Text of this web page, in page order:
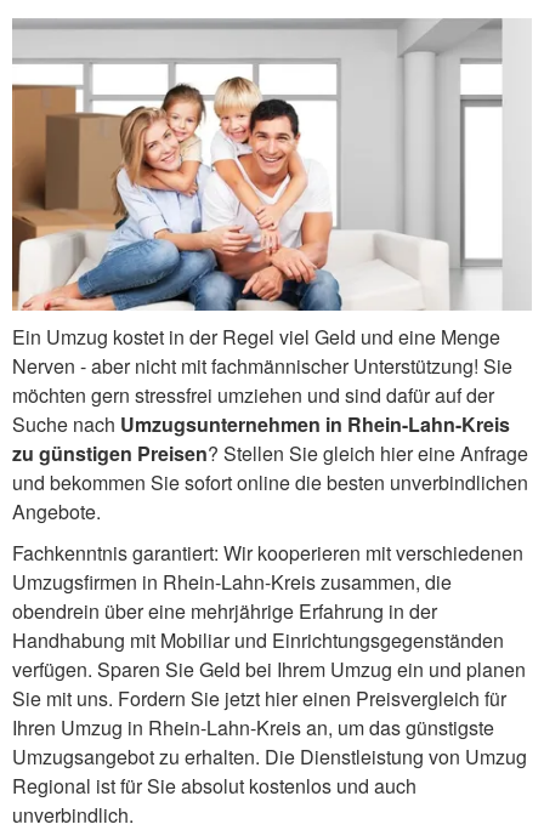
Ein Umzug kostet in der Regel viel Geld und eine Menge
Nerven - aber nicht mit fachmännischer Unterstützung! Sie
möchten gern stressfrei umziehen und sind dafür auf der
Suche nach Umzugsunternehmen in Rhein-Lahn-Kreis
zu günstigen Preisen? Stellen Sie gleich hier eine Anfrage
und bekommen Sie sofort online die besten unverbindlichen
Angebote.
Fachkenntnis garantiert: Wir kooperieren mit verschiedenen
Umzugsfirmen in Rhein-Lahn-Kreis zusammen, die
obendrein über eine mehrjährige Erfahrung in der
Handhabung mit Mobiliar und Einrichtungsgegenständen
verfügen. Sparen Sie Geld bei Ihrem Umzug ein und planen
Sie mit uns. Fordern Sie jetzt hier einen Preisvergleich für
Ihren Umzug in Rhein-Lahn-Kreis an, um das günstigste
Umzugsangebot zu erhalten. Die Dienstleistung von Umzug
Regional ist für Sie absolut kostenlos und auch
unverbindlich.